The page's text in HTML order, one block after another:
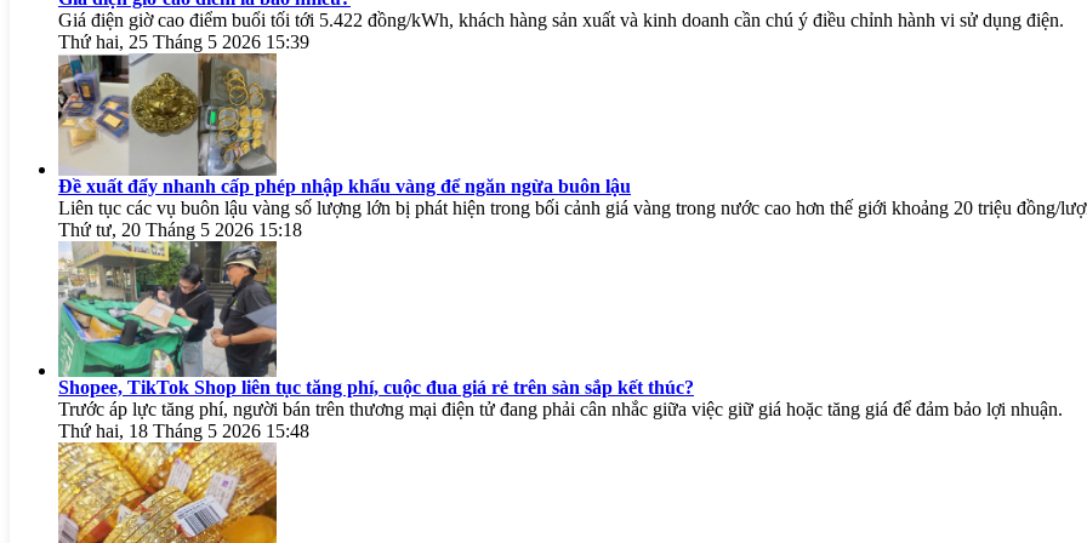
Giá điện giờ cao điểm buổi tối tới 5.422 đồng/kWh, khách hàng sản xuất và kinh doanh cần chú ý điều chỉnh hành vi sử dụng điện.
Thứ hai, 25 Tháng 5 2026 15:39
Đề xuất đẩy nhanh cấp phép nhập khẩu vàng để ngăn ngừa buôn lậu
Liên tục các vụ buôn lậu vàng số lượng lớn bị phát hiện trong bối cảnh giá vàng trong nước cao hơn thế giới khoảng 20 triệu đồng/
Thứ tư, 20 Tháng 5 2026 15:18
Shopee, TikTok Shop liên tục tăng phí, cuộc đua giá rẻ trên sàn sắp kết thúc?
Trước áp lực tăng phí, người bán trên thương mại điện tử đang phải cân nhắc giữa việc giữ giá hoặc tăng giá để đảm bảo lợi nhuận.
Thứ hai, 18 Tháng 5 2026 15:48